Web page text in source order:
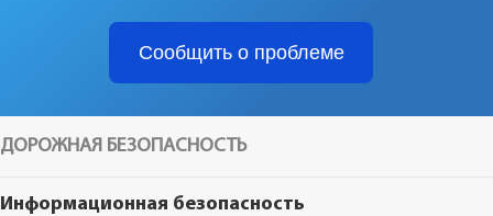
Сообщить о проблеме
ДОРОЖНАЯ БЕЗОПАСНОСТЬ
Информационная безопасность